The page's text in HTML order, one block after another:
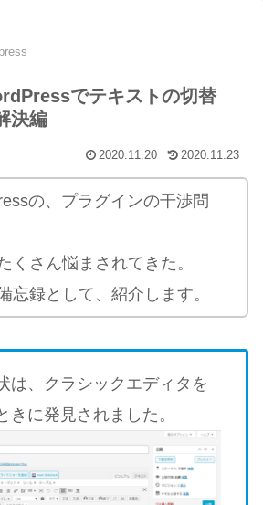
でテキストの切替
決編
2020.11.20 2020.11.23
の、プラグインの干渉問
くさん悩まされてきた。
忘録として、紹介します。
は、クラシックエディタを
きに発見されました。